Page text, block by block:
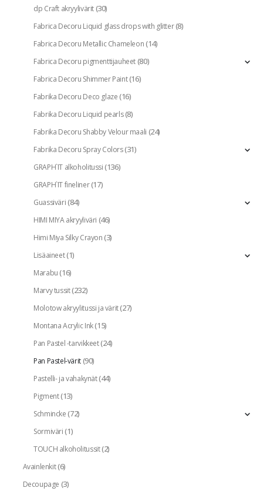
dp Craft akryylivärit(30)
Fabrica Decoru Liquid glass drops with glitter(8)
Fabrica Decoru Metallic Chameleon(14)
Fabrica Decoru pigmenttijauheet(80)
Fabrica Decoru Shimmer Paint(16)
Fabrika Decoru Deco glaze(16)
Fabrika Decoru Liquid pearls(8)
Fabrika Decoru Shabby Velour maali (24)
Fabrika Decoru Spray Colors(31)
GRAPH`IT alkoholitussi(136)
GRAPH`IT fineliner(17)
Guassiväri(84)
HIMI MIYA akryyliväri (46)
Himi Miya Silky Crayon(3)
Lisäaineet(1)
Marabu (16)
Marvy tussit(232)
Molotow akryylitussi ja värit(27)
Montana Acrylic Ink(15)
Pan Pastel -tarvikkeet(24)
Pan Pastel-värit(90)
Pastelli- ja vahakynät(44)
Pigment(13)
Schmincke(72)
Sormiväri(1)
TOUCH alkoholitussit(2)
Avainlenkit(6)
Decoupage (3)